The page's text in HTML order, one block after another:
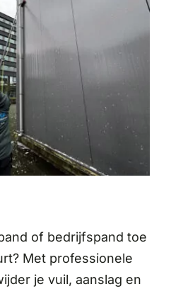
of bedrijfspand toe
Met professionele
je vuil, aanslag en